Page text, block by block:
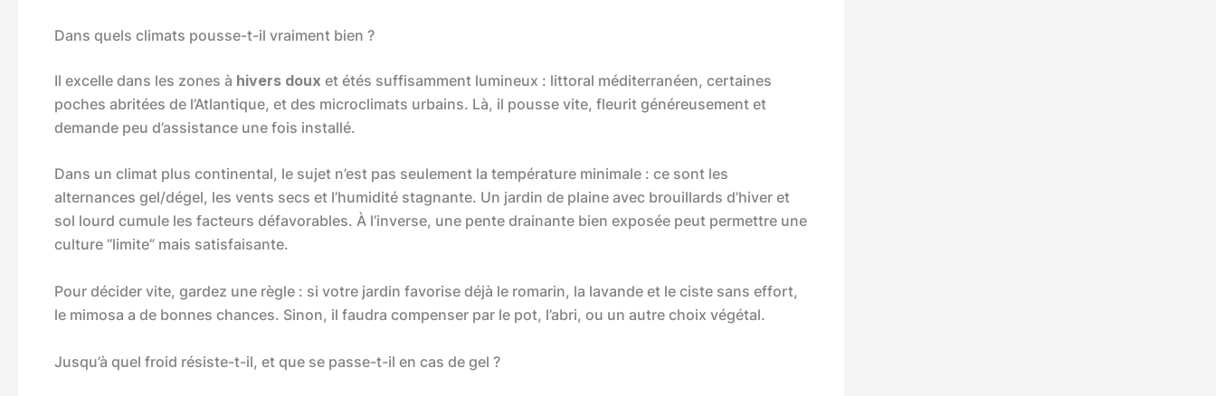
Dans quels climats pousse-t-il vraiment bien ?
Il excelle dans les zones à hivers doux et étés suffisamment lumineux : littoral méditerranéen, certaines
poches abritées de l’Atlantique, et des microclimats urbains. Là, il pousse vite, fleurit généreusement et
demande peu d’assistance une fois installé.
Dans un climat plus continental, le sujet n’est pas seulement la température minimale : ce sont les
alternances gel/dégel, les vents secs et l’humidité stagnante. Un jardin de plaine avec brouillards d’hiver et
sol lourd cumule les facteurs défavorables. À l’inverse, une pente drainante bien exposée peut permettre une
culture “limite” mais satisfaisante.
Pour décider vite, gardez une règle : si votre jardin favorise déjà le romarin, la lavande et le ciste sans effort,
le mimosa a de bonnes chances. Sinon, il faudra compenser par le pot, l’abri, ou un autre choix végétal.
Jusqu’à quel froid résiste-t-il, et que se passe-t-il en cas de gel ?